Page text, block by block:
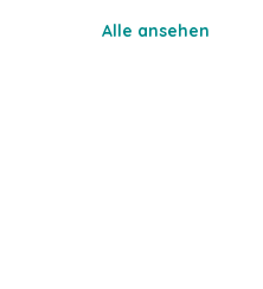
Alle ansehen